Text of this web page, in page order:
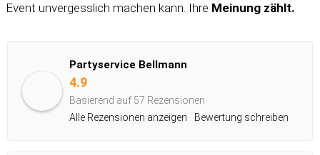
Event unvergesslich machen kann. Ihre Meinung zählt.
Partyservice Bellmann
4.9
Basierend auf 57 Rezensionen
Alle Rezensionen anzeigen
Bewertung schreiben